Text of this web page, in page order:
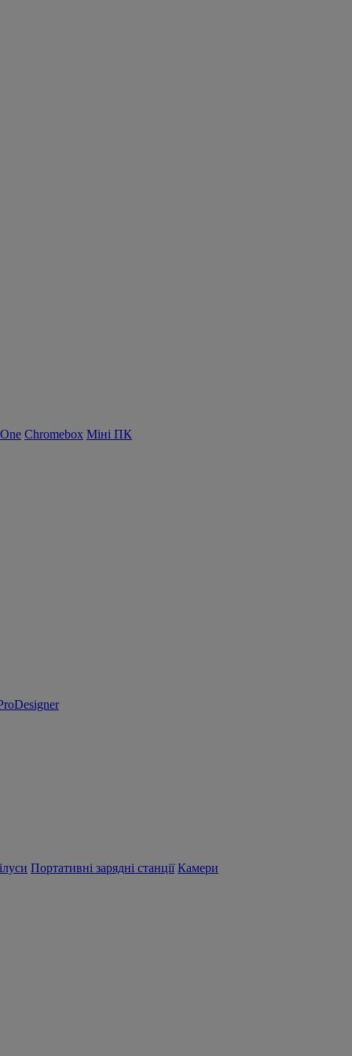
Chromebox Міні ПК
Портативні зарядні станції Камери